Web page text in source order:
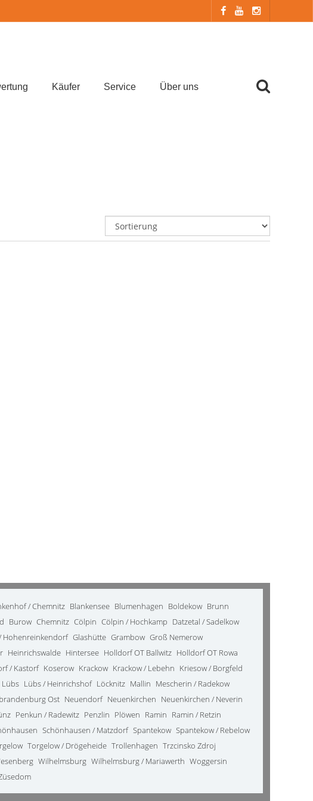
Käufer Service Über uns
/ Chemnitz Blankensee Blumenhagen Boldekow Brunn
Burow Chemnitz Cölpin Cölpin / Hochkamp Datzetal / Sadelkow
Hohenreinkendorf Glashütte Grambow Groß Nemerow
Heinrichswalde Hintersee Holldorf OT Ballwitz Holldorf OT Rowa
/ Kastorf Koserow Krackow Krackow / Lebehn Kriesow / Borgfeld
Lübs Lübs / Heinrichshof Löcknitz Mallin Mescherin / Radekow
Ost Neuendorf Neuenkirchen Neuenkirchen / Neverin
Penkun / Radewitz Penzlin Plöwen Ramin Ramin / Retzin
Schönhausen / Matzdorf Spantekow Spantekow / Rebelow
Torgelow / Drögeheide Trollenhagen Trzcinsko Zdroj
Wilhelmsburg Wilhelmsburg / Mariawerth Woggersin